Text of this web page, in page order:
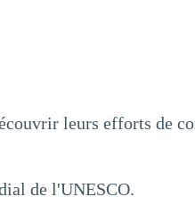
leurs efforts de
de l'UNESCO.